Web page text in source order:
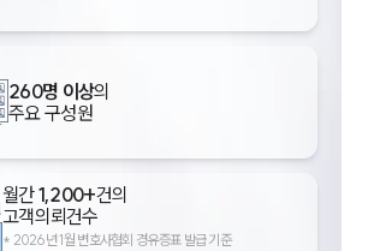
260명 이상의
주요 구성원
월간1,200+건의
고객의뢰건수
* 2026년 1월 변호사협회 경유증표 발급 기준